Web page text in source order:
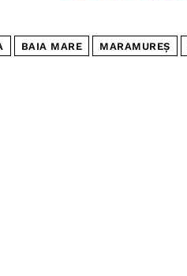
BAIA MARE MARAMUREȘ